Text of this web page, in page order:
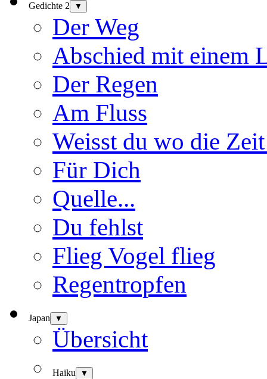
Gedichte 2 ▼
Der Weg
Abschied mit einem
Der Regen
Am Fluss
Weisst du wo die
Für Dich
Quelle...
Du fehlst
Flieg Vogel flieg
Regentropfen
Japan ▼
Übersicht
Haiku ▼